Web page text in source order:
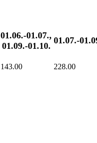
01.06.-01.07.,
01.09.-01.10.
01.07.-
143.00 228.00